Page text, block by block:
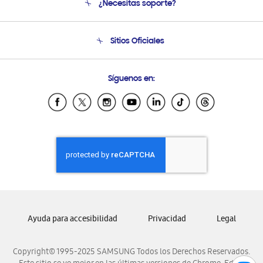
Soporte
¿Necesitas soporte?
Soporte vía eMail
Sitios Oficiales
Samsung Ecuador
Samsung El Salvador
Samsung Honduras
Samsung Nicaragua
Samsung Panamá
Samsung Venezuela
Síguenos en:
Copyright© 1995-2025 SAMSUNG Todos los Derechos Reservados.
Ayuda para accesibilidad Privacidad Legal